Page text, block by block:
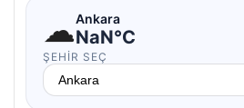
☁Ankara
NaN°C
ŞEHIR SEÇ